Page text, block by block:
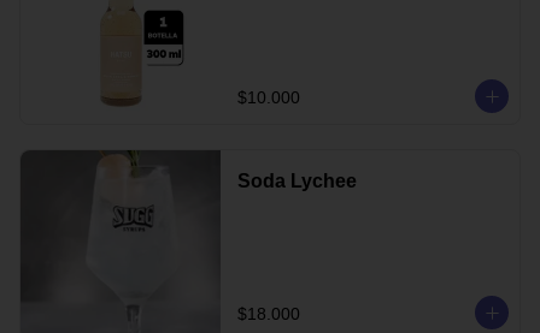
$10.000
Soda Lychee
$18.000